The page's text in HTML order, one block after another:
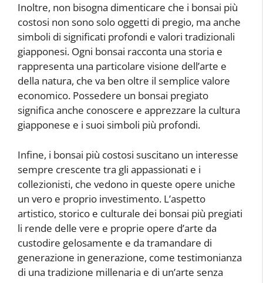
Inoltre, non bisogna dimenticare che i bonsai più
costosi non sono solo oggetti di pregio, ma anche
simboli di significati profondi e valori tradizionali
giapponesi. Ogni bonsai racconta una storia e
rappresenta una particolare visione dell’arte e
della natura, che va ben oltre il semplice valore
economico. Possedere un bonsai pregiato
significa anche conoscere e apprezzare la cultura
giapponese e i suoi simboli più profondi.
Infine, i bonsai più costosi suscitano un interesse
sempre crescente tra gli appassionati e i
collezionisti, che vedono in queste opere uniche
un vero e proprio investimento. L’aspetto
artistico, storico e culturale dei bonsai più pregiati
li rende delle vere e proprie opere d’arte da
custodire gelosamente e da tramandare di
generazione in generazione, come testimonianza
di una tradizione millenaria e di un’arte senza